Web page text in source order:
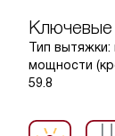
Ключевые
Тип
мощности
59.8